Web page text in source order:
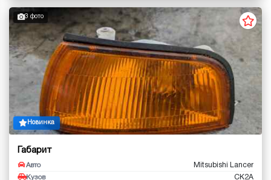
3 фото
Новинка
Габарит
Авто Mitsubishi Lancer
Кузов CK2A